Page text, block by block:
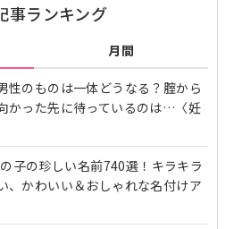
事ランキング
月間
性のものは一体どうなる？腟から
かった先に待っているのは…〈妊
の子の珍しい名前740選！キラキラ
、かわいい＆おしゃれな名付けア